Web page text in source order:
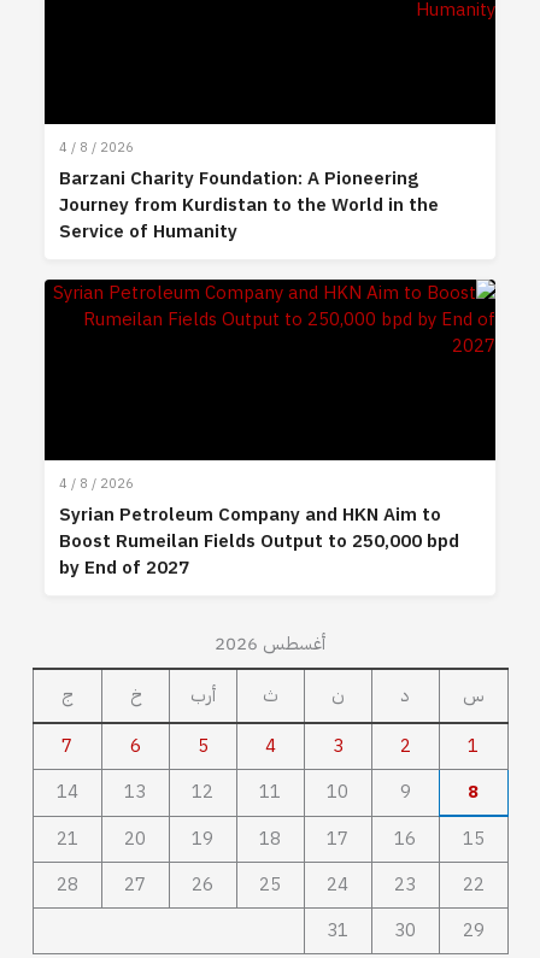
4 / 8 / 2026
Barzani Charity Foundation: A Pioneering
Journey from Kurdistan to the World in the
Service of Humanity
4 / 8 / 2026
Syrian Petroleum Company and HKN Aim to
Boost Rumeilan Fields Output to 250,000 bpd
by End of 2027
أغسطس 2026
س
د ن ث أرب خ
ج
1
2
3
4
5
6
7
8
9
10
11
12
13
14
15
16
17
18
19
20
21
22
23
24
25
26
27
28
29
30
31